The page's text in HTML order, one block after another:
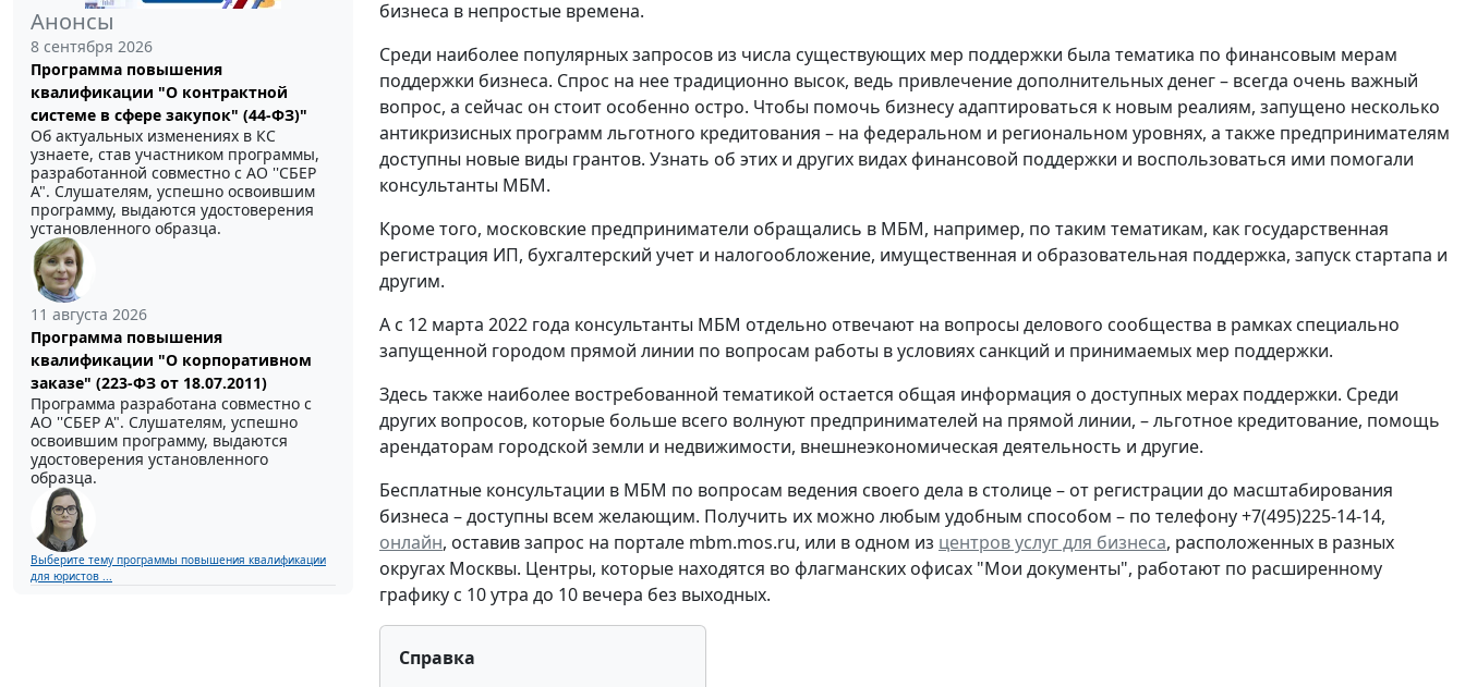
Анонсы
8 сентября 2026
Программа повышения
квалификации "О контрактной
системе в сфере закупок" (44-ФЗ)"
Об актуальных изменениях в КС
узнаете, став участником программы,
разработанной совместно с АО ''СБЕР
А". Слушателям, успешно освоившим
программу, выдаются удостоверения
установленного образца.
11 августа 2026
Программа повышения
квалификации "О корпоративном
заказе" (223-ФЗ от 18.07.2011)
Программа разработана совместно с
АО ''СБЕР А". Слушателям, успешно
освоившим программу, выдаются
удостоверения установленного
образца.
Выберите тему программы повышения квалификации
для юристов ...
бизнеса в непростые времена.
Среди наиболее популярных запросов из числа существующих мер поддержки была тематика по финансовым мерам
поддержки бизнеса. Спрос на нее традиционно высок, ведь привлечение дополнительных денег – всегда очень важный
вопрос, а сейчас он стоит особенно остро. Чтобы помочь бизнесу адаптироваться к новым реалиям, запущено несколько
антикризисных программ льготного кредитования – на федеральном и региональном уровнях, а также предпринимателям
доступны новые виды грантов. Узнать об этих и других видах финансовой поддержки и воспользоваться ими помогали
консультанты МБМ.
Кроме того, московские предприниматели обращались в МБМ, например, по таким тематикам, как государственная
регистрация ИП, бухгалтерский учет и налогообложение, имущественная и образовательная поддержка, запуск стартапа и
другим.
А с 12 марта 2022 года консультанты МБМ отдельно отвечают на вопросы делового сообщества в рамках специально
запущенной городом прямой линии по вопросам работы в условиях санкций и принимаемых мер поддержки.
Здесь также наиболее востребованной тематикой остается общая информация о доступных мерах поддержки. Среди
других вопросов, которые больше всего волнуют предпринимателей на прямой линии, – льготное кредитование, помощь
арендаторам городской земли и недвижимости, внешнеэкономическая деятельность и другие.
Бесплатные консультации в МБМ по вопросам ведения своего дела в столице – от регистрации до масштабирования
бизнеса – доступны всем желающим. Получить их можно любым удобным способом – по телефону +7(495)225-14-14,
онлайн, оставив запрос на портале mbm.mos.ru, или в одном из центров услуг для бизнеса, расположенных в разных
округах Москвы. Центры, которые находятся во флагманских офисах "Мои документы", работают по расширенному
графику с 10 утра до 10 вечера без выходных.
Справка